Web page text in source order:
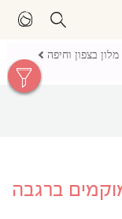
מלון בצפון וחיפה
ברגבה